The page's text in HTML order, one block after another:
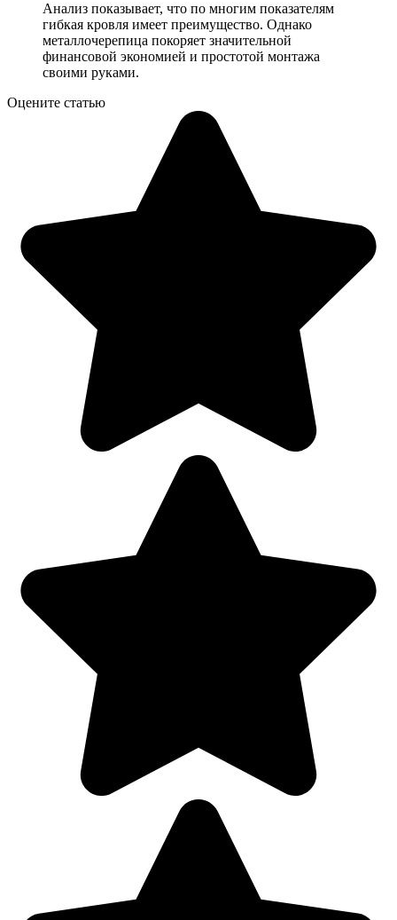
Анализ показывает, что по многим показателям
гибкая кровля имеет преимущество. Однако
металлочерепица покоряет значительной
финансовой экономией и простотой монтажа
своими руками.
Оцените статью